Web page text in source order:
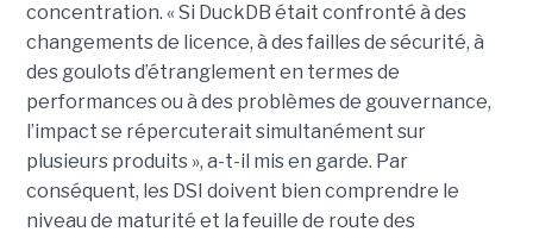
concentration. « Si DuckDB était confronté à des
changements de licence, à des failles de sécurité, à
des goulots d’étranglement en termes de
performances ou à des problèmes de gouvernance,
l’impact se répercuterait simultanément sur
plusieurs produits », a-t-il mis en garde. Par
conséquent, les DSI doivent bien comprendre le
niveau de maturité et la feuille de route des